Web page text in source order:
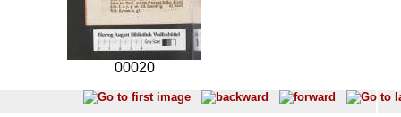
00020